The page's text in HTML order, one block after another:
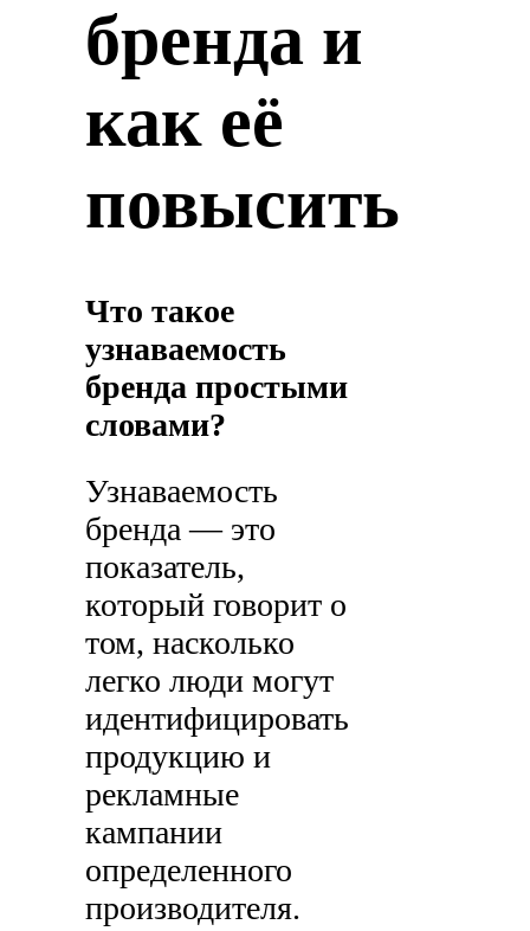
бренда и
как её
повысить
Что такое
узнаваемость
бренда простыми
словами?
Узнаваемость
бренда — это
показатель,
который говорит о
том, насколько
легко люди могут
идентифицировать
продукцию и
рекламные
кампании
определенного
производителя.